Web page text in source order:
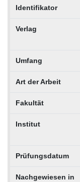
Identifikator
Verlag
Umfang
Art der Arbeit
Fakultät
Institut
Prüfungsdatum
Nachgewiesen in